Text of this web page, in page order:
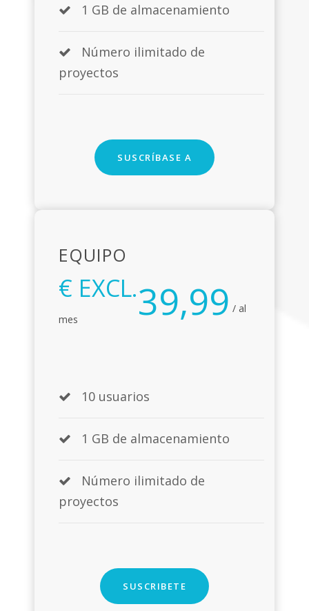
1 GB de almacenamiento
Número ilimitado de
proyectos
SUSCRÍBASE A
EQUIPO
€ EXCL.39,99 / al
mes
10 usuarios
1 GB de almacenamiento
Número ilimitado de
proyectos
SUSCRIBETE